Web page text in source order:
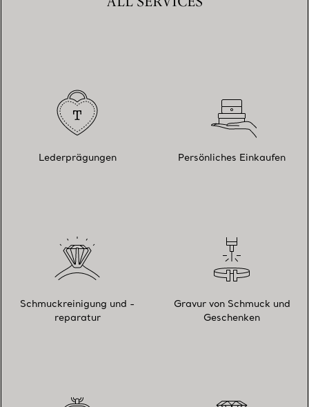
Lederprägungen Persönliches Einkaufen
Schmuckreinigung und -
reparatur
Gravur von Schmuck und
Geschenken